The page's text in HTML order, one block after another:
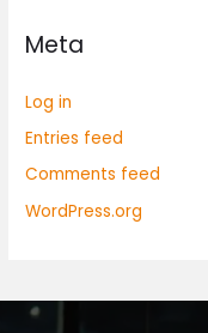
Meta
Log in
Entries feed
Comments feed
WordPress.org